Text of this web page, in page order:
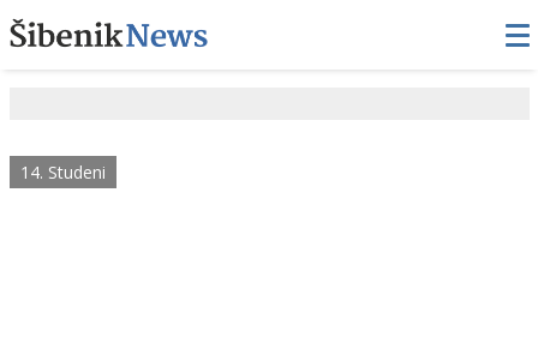
14. Studeni